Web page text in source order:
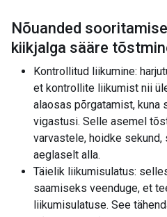
Nõuanded
kiikjalga sääre
Kontrollitud liikumine:
et kontrollite liikumist nii
alaosas põrgatamist, kuna
vigastusi. Selle asemel
varvastele, hoidke
aeglaselt alla.
Täielik liikumisulatus:
saamiseks veenduge, et
liikumisulatuse. See